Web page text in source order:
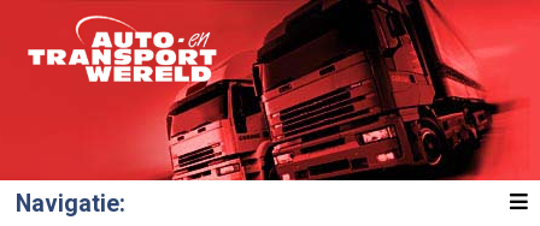
Navigatie: